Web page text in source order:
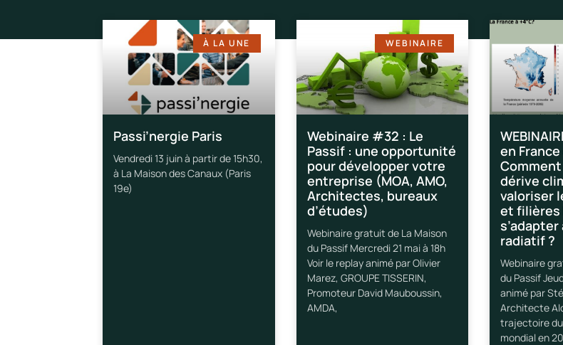
À LA UNE
Passi’nergie Paris
Vendredi 13 juin à partir de 15h30,
à La Maison des Canaux (Paris
19e)
WEBINAIRE
Webinaire #32 : Le
Passif : une opportunité
pour développer votre
entreprise (MOA, AMO,
Architectes, bureaux
d’études)
Webinaire gratuit de La Maison
du Passif Mercredi 21 mai à 18h
Voir le replay animé par Olivier
Marez, GROUPE TISSERIN,
Promoteur David Mauboussin,
AMDA,
en
dérive
valoriser
et filières
radiatif ?
Webinaire
du Passif
animé par
Architecte
trajectoire
mondial en